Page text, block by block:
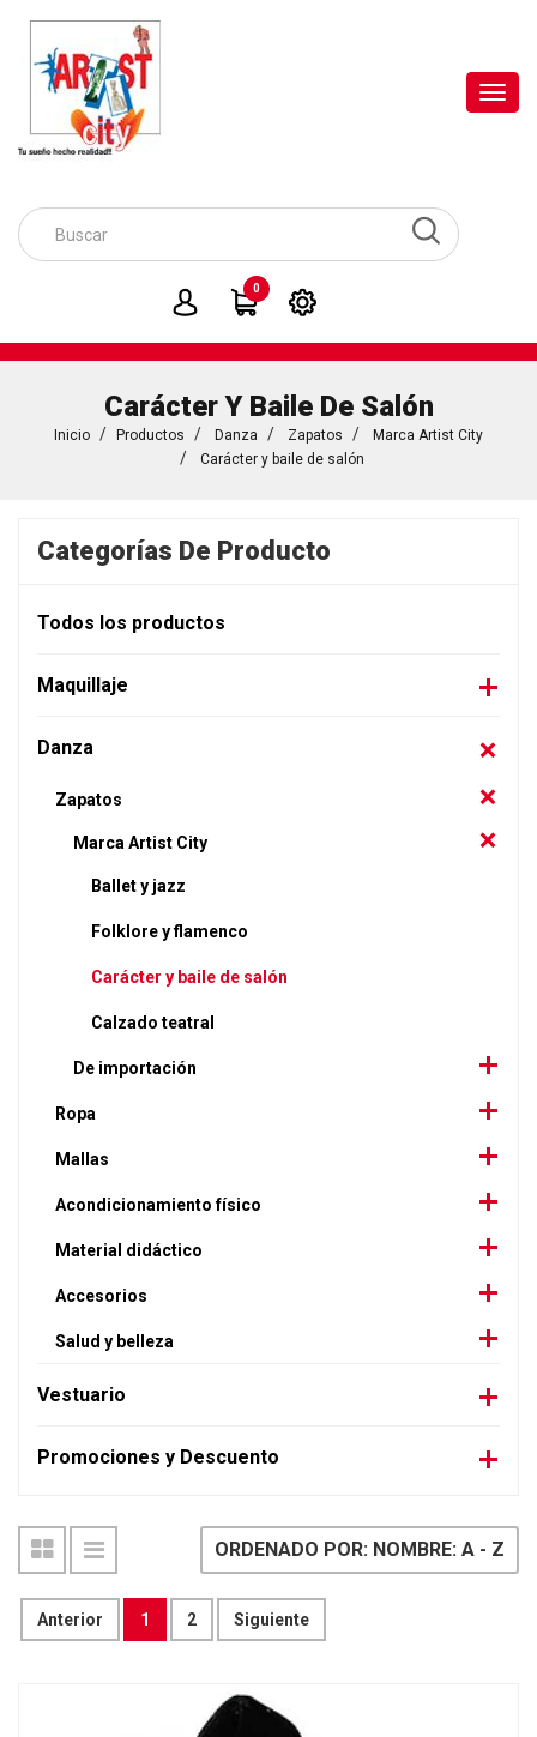
0
Carácter Y Baile De Salón
Inicio Productos Danza Zapatos
Marca Artist City
Carácter y baile de salón
Categorías De Producto
Todos los productos
Maquillaje
Danza
Zapatos
Marca Artist City
Ballet y jazz
Folklore y flamenco
Carácter y baile de salón
Calzado teatral
De importación
Ropa
Mallas
Acondicionamiento físico
Material didáctico
Accesorios
Salud y belleza
Vestuario
Promociones y Descuento
Anterior 1 2 Siguiente
ORDENADO POR: NOMBRE: A - Z